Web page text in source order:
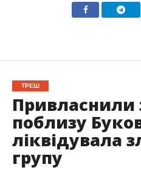
ТРЕШ
поблизу
ліквідувала
групу